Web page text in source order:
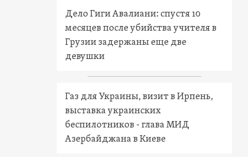
Дело Гиги Авалиани: спустя 10
месяцев после убийства учителя в
Грузии задержаны еще две
девушки
Газ для Украины, визит в Ирпень,
выставка украинских
беспилотников - глава МИД
Азербайджана в Киеве